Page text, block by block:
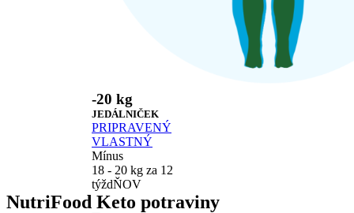
-20 kg
JEDÁLNIČEK
PRIPRAVENÝ
VLASTNÝ
Mínus
18 - 20 kg za 12
týždŇOV
NutriFood Keto potraviny